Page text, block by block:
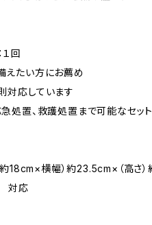
回
えたい方にお薦め
対応しています
処置、救護処置まで可能なセッ
約18cm×横幅）約23.5cm×（高さ
対応